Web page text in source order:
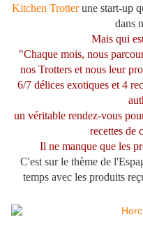
Kitchen Trotterune start-up
dans
Mais qui
"Chaque mois, nous
nos Trotters et nous leur
6/7 délices exotiques et 4
un véritable rendez-vous
recettes de
Il ne manque que les
C'est sur le thème de
temps avec les produits